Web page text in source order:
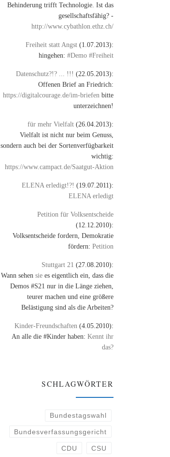
Die Geschichte der
IFPI
Der weltweiter Verband der
Tonträgerindustrie ist die IFPI.
Plattenlabels und ist behilflich
Behinderung trifft Technologie. Ist das
gesellschaftsfähig? -
http://www.cybathlon.ethz.ch/
Freiheit statt Angst (1.07.2013):
hingehen: #Demo #Freiheit
Datenschutz?!? ... !!! (22.05.2013):
Offenen Brief an Friedrich:
https://digitalcourage.de/im-briefen bitte
unterzeichnen!
für mehr Vielfalt (26.04.2013):
Vielfalt ist nicht nur beim Genuss,
sondern auch bei der Sortenverfügbarkeit
wichtig:
https://www.campact.de/Saatgut-Aktion
ELENA erledigt!?! (19.07.2011):
ELENA erledigt
Petition für Volksentscheide
(12.12.2010):
Volksentscheide fordern, Demokratie
fördern: Petition
Stuttgart 21 (27.08.2010):
Wann sehen sie es eigentlich ein, dass die
Demos #S21 nur in die Länge ziehen,
teurer machen und eine größere
Belästigung sind als die Arbeiten?
Kinder-Freundschaften (4.05.2010):
An alle die #Kinder haben: Kennt ihr
das?
SCHLAGWÖRTER
Bundestagswahl
Bundesverfassungsgericht
CDU CSU